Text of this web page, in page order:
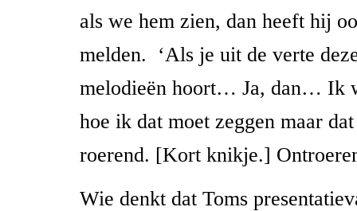
als we hem zien, dan heeft hij
melden. ‘Als je uit de verte
melodieën hoort… Ja, dan… Ik
hoe ik dat moet zeggen maar
roerend. [Kort knikje.]
Wie denkt dat Toms